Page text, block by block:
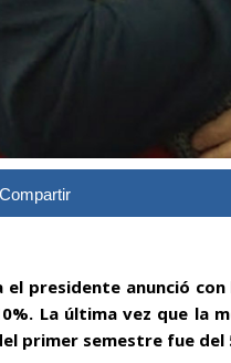
Compartir
presidente anunció
La última vez que la
primer semestre fue del